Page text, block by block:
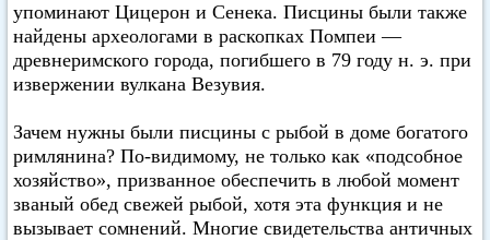
упоминают Цицерон и Сенека. Писцины были также
найдены археологами в раскопках Помпеи —
древнеримского города, погибшего в 79 году н. э. при
извержении вулкана Везувия.
Зачем нужны были писцины с рыбой в доме богатого
римлянина? По-видимому, не только как «подсобное
хозяйство», призванное обеспечить в любой момент
званый обед свежей рыбой, хотя эта функция и не
вызывает сомнений. Многие свидетельства античных